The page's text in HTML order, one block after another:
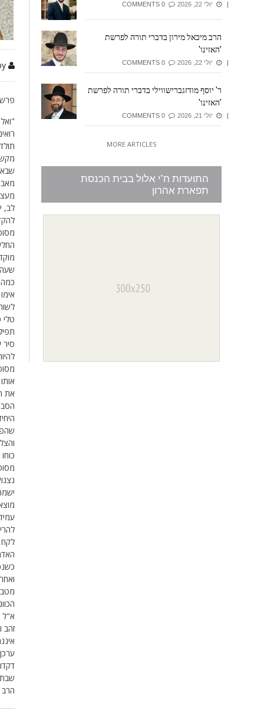
לב,
כמה
טלי
סיר
את
לקח
א"ל
זהב
הרב
יולי 22, 2026
הרב מיכאל מירון בדברי תורה לפרשת
'האזינו'
יולי 22, 2026
ר' יוסף מודזגברישווילי בדברי תורה לפרשת
'האזינו'
יולי 21, 2026
MORE ARTICLES
התועדות ח"י אלול בבית הכנסת
תפארת אהרון